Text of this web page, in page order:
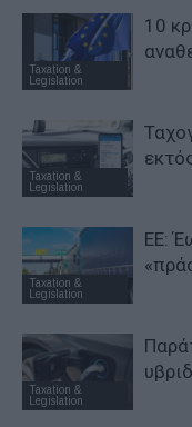
Taxation &
Legislation
10
Taxation &
Legislation
Taxation &
Legislation
ΕΕ:
Taxation &
Legislation